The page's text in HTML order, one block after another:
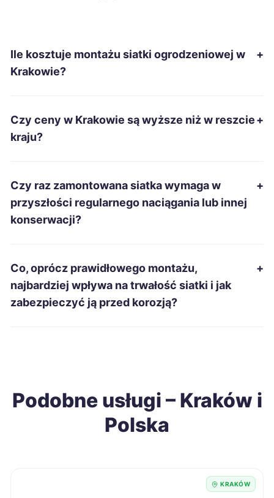
Jelenia Góra 57 zł
Tczew
Siemianowice Śląskie 57 zł
Inowrocław
Jarosław
Stargard 58 zł
Ile kosztuje montażu siatki ogrodzeniowej w
Krakowie?
+
Czy ceny w Krakowie są wyższe niż w reszcie
kraju?
+
Czy raz zamontowana siatka wymaga w
przyszłości regularnego naciągania lub innej
konserwacji?
+
Co, oprócz prawidłowego montażu,
najbardziej wpływa na trwałość siatki i jak
zabezpieczyć ją przed korozją?
+
Podobne usługi – Kraków i
Polska
KRAKÓW